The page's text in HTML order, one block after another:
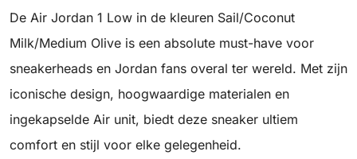
De Air Jordan 1 Low in de kleuren Sail/Coconut
Milk/Medium Olive is een absolute must-have voor
sneakerheads en Jordan fans overal ter wereld. Met zijn
iconische design, hoogwaardige materialen en
ingekapselde Air unit, biedt deze sneaker ultiem
comfort en stijl voor elke gelegenheid.